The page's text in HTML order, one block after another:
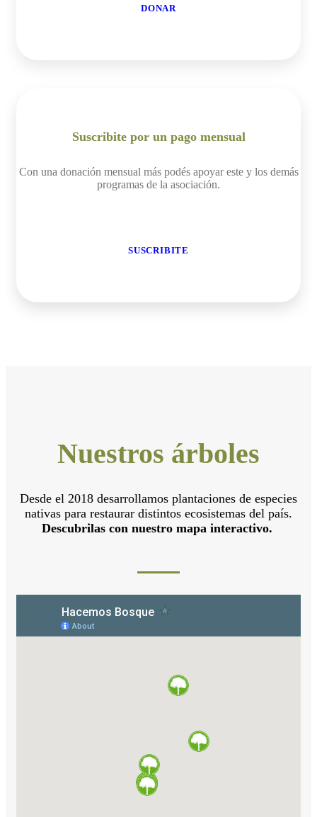
DONAR
Suscribite por un pago mensual
Con una donación mensual más podés apoyar este y los demás
programas de la asociación.
SUSCRIBITE
Nuestros árboles
Desde el 2018 desarrollamos plantaciones de especies
nativas para restaurar distintos ecosistemas del país.
Descubrilas con nuestro mapa interactivo.